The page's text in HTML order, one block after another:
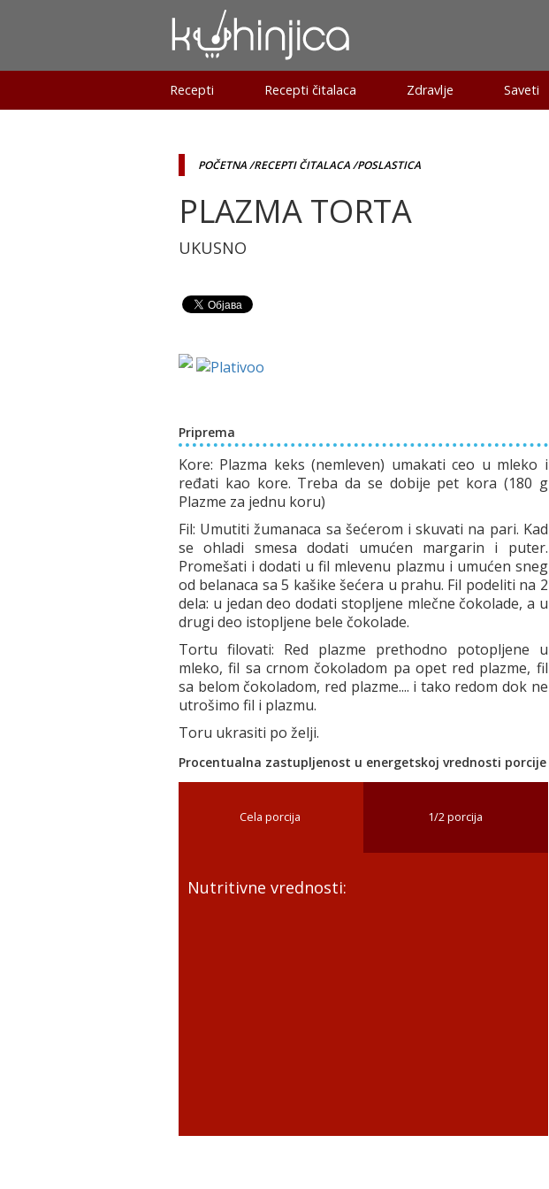
Recepti Recepti čitalaca Zdravlje Saveti
POČETNA/RECEPTI ČITALACA/POSLASTICA
PLAZMA TORTA
UKUSNO
Priprema
Kore: Plazma keks (nemleven) umakati ceo u mleko i
ređati kao kore. Treba da se dobije pet kora (180 g
Plazme za jednu koru)
Fil: Umutiti žumanaca sa šećerom i skuvati na pari. Kad
se ohladi smesa dodati umućen margarin i puter.
Promešati i dodati u fil mlevenu plazmu i umućen sneg
od belanaca sa 5 kašike šećera u prahu. Fil podeliti na 2
dela: u jedan deo dodati stopljene mlečne čokolade, a u
drugi deo istopljene bele čokolade.
Tortu filovati: Red plazme prethodno potopljene u
mleko, fil sa crnom čokoladom pa opet red plazme, fil
sa belom čokoladom, red plazme.... i tako redom dok ne
utrošimo fil i plazmu.
Toru ukrasiti po želji.
Procentualna zastupljenost u energetskoj vrednosti porcije
Cela porcija 1/2 porcija
Nutritivne vrednosti: